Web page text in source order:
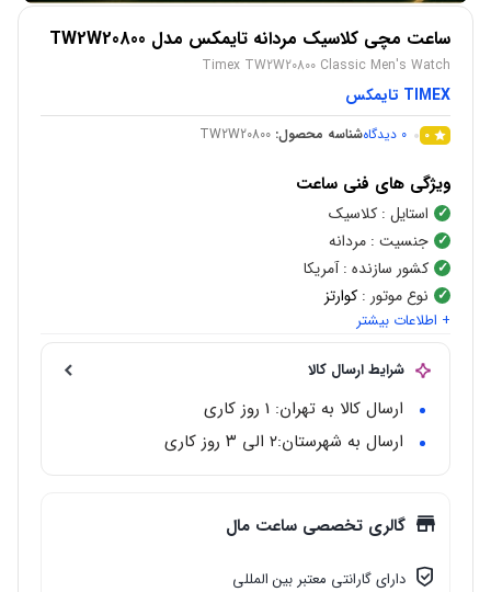
ساعت مچی کلاسیک مردانه تایمکس مدل TW2W20800
Timex TW2W20800 Classic Men's Watch
TIMEX تایمکس
0
0 دیدگاهشناسه محصول: TW2W20800
ویژگی های فنی ساعت
استایل : کلاسیک
جنسیت : مردانه
کشور سازنده : آمریکا
نوع موتور : کوارتز
شکل قاب:گرد
جنس بند: چرم
رنگ قاب: استیل
رنگ بند: قهوه‌ای
+ اطلاعات بیشتر
شرایط ارسال کالا
ارسال کالا به تهران: 1 روز کاری
ارسال به شهرستان:‌۲ الی ۳ روز کاری
گالری تخصصی ساعت مال
دارای گارانتی معتبر بین المللی